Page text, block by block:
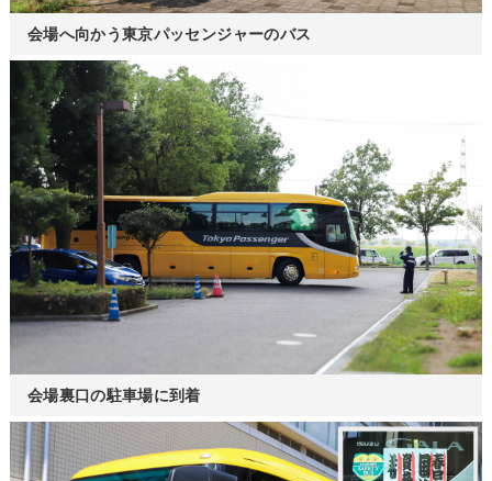
会場へ向かう東京パッセンジャーのバス
会場裏口の駐車場に到着